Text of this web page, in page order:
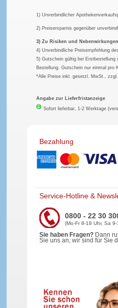
1) Unverbindlicher
2) Preisersparnis gegenüber
3) Zu Risiken und
4) Unverbindliche Preisempfehlung
5) Gutschein gültig bei
Bestellung. Gutschein nur einmal pro
*Alle Preise inkl. gesetzl. MwSt.,
Angabe zur Lieferfristanzeige
Sofort lieferbar, 1-2 Werktage
Bezahlung
Service-Hotline &
0800 - 22 30
(Mo-Fr 8-18 Uhr, Sa
Sie haben Fragen? Dann
Sie uns an, wir sind für Sie